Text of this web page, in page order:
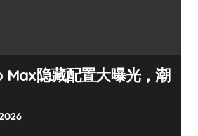
Max隐藏配置大曝光，潮